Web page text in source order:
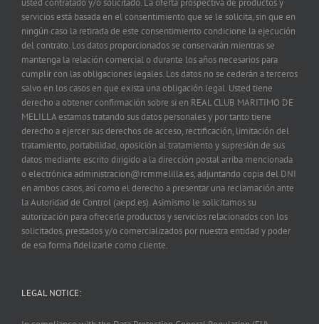
usted contratado y/o solicitado. La oferta prospectiva de productos y
servicios está basada en el consentimiento que se le solicita, sin que en
ningún caso la retirada de este consentimiento condicione la ejecución
del contrato. Los datos proporcionados se conservarán mientras se
mantenga la relación comercial o durante los años necesarios para
cumplir con las obligaciones legales. Los datos no se cederán a terceros
salvo en los casos en que exista una obligación legal. Usted tiene
derecho a obtener confirmación sobre si en REAL CLUB MARITIMO DE
MELILLA estamos tratando sus datos personales y por tanto tiene
derecho a ejercer sus derechos de acceso, rectificación, limitación del
tratamiento, portabilidad, oposición al tratamiento y supresión de sus
datos mediante escrito dirigido a la dirección postal arriba mencionada
o electrónica administracion@rcmmelilla.es, adjuntando copia del DNI
en ambos casos, así como el derecho a presentar una reclamación ante
la Autoridad de Control (aepd.es). Asimismo le solicitamos su
autorización para ofrecerle productos y servicios relacionados con los
solicitados, prestados y/o comercializados por nuestra entidad y poder
de esa forma fidelizarle como cliente.
LEGAL NOTICE: